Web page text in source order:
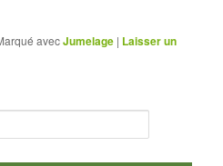
avecJumelage | Laisser un